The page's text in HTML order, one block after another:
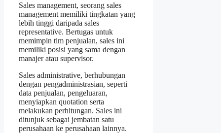
Sales management, seorang sales
management memiliki tingkatan yang
lebih tinggi daripada sales
representative. Bertugas untuk
memimpin tim penjualan, sales ini
memiliki posisi yang sama dengan
manajer atau supervisor.
Sales administrative, berhubungan
dengan pengadministrasian, seperti
data penjualan, pengeluaran,
menyiapkan quotation serta
melakukan perhitungan. Sales ini
ditunjuk sebagai jembatan satu
perusahaan ke perusahaan lainnya.